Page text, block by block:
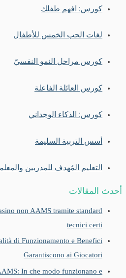
كورس: افهم طفلك
لغات الحب الخمس للأطفال
كورس مراحل النمو النفسيّ
كورس العائلة الفاعلة
كورس: الذكاء الوجداني
أسس التربية السليمة
التعليم المُهدف للمدربين
أحدث المقالات
non AAMS tramite standard
tecnici certi
di Funzionamento e Benefici
Garantiscono ai Giocatori
In che modo funzionano e